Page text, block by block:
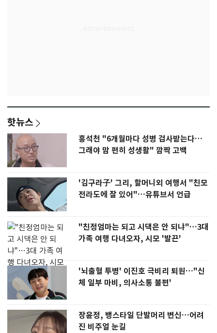
핫뉴스
홍석천 "6개월마다 성병 검사받는다…
그래야 맘 편히 성생활" 깜짝 고백
'김구라子' 그리, 할머니외 여행서 "친모
전라도에 잘 있어"…유튜브서 언급
"친정엄마는 되고 시댁은 안 되냐"…3대
가족 여행 다녀오자, 시모 '발끈'
'뇌출혈 투병' 이진호 극비리 퇴원…"신
체 일부 마비, 의사소통 불편'
장윤정, 뱅스타일 단발머리 변신…어려
진 비주얼 눈길